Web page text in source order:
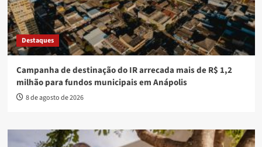
Destaques
Campanha de destinação do IR arrecada mais de R$ 1,2
milhão para fundos municipais em Anápolis
8 de agosto de 2026